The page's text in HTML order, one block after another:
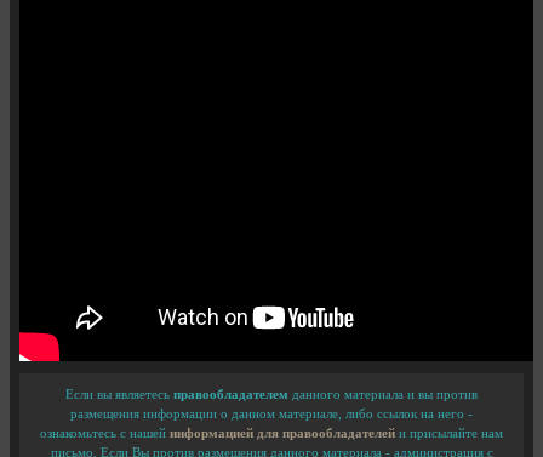
Если вы являетесь правообладателем данного материала и вы против
размещения информации о данном материале, либо ссылок на него -
ознакомьтесь с нашей информацией для правообладателей и присылайте нам
письмо. Если Вы против размещения данного материала - администрация с